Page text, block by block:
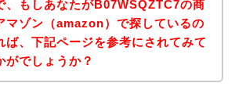
、もしあなたがB07WSQZTC7の商
マゾン（amazon）で探しているの
ば、下記ページを参考にされてみて
がでしょうか？